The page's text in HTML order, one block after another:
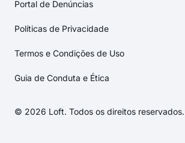
Portal de Denúncias
Políticas de Privacidade
Termos e Condições de Uso
Guia de Conduta e Ética
© 2026 Loft. Todos os direitos reservados.